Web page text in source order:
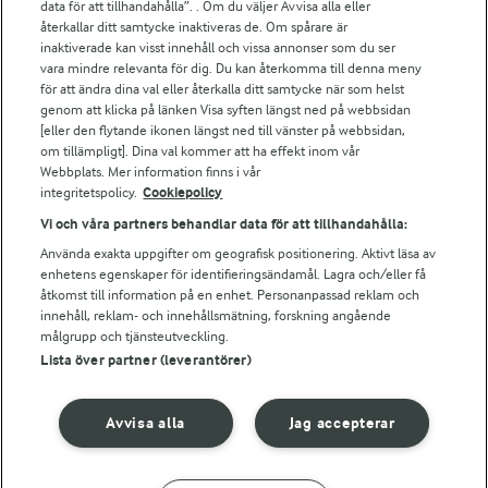
Falbygdens Ost
Arla webbshop
Bildbank
Följ oss
© 2026 Arla Foods
Integritetspolicy
data för att tillhandahålla”. . Om du väljer Avvisa alla eller
återkallar ditt samtycke inaktiveras de. Om spårare är
inaktiverade kan visst innehåll och vissa annonser som du ser
vara mindre relevanta för dig. Du kan återkomma till denna meny
för att ändra dina val eller återkalla ditt samtycke när som helst
genom att klicka på länken Visa syften längst ned på webbsidan
[eller den flytande ikonen längst ned till vänster på webbsidan,
om tillämpligt]. Dina val kommer att ha effekt inom vår
Webbplats. Mer information finns i vår
integritetspolicy. Cookiepolicy
Vi och våra partners behandlar data för att tillhandahålla:
Använda exakta uppgifter om geografisk positionering. Aktivt läsa av
enhetens egenskaper för identifieringsändamål. Lagra och/eller få
åtkomst till information på en enhet. Personanpassad reklam och
innehåll, reklam- och innehållsmätning, forskning angående
målgrupp och tjänsteutveckling.
Lista över partner (leverantörer)
Jag accepterar
Avvisa alla